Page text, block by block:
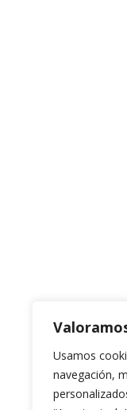
Usamos
navegación,